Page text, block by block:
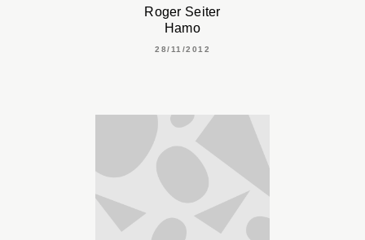
Roger Seiter
Hamo
28/11/2012